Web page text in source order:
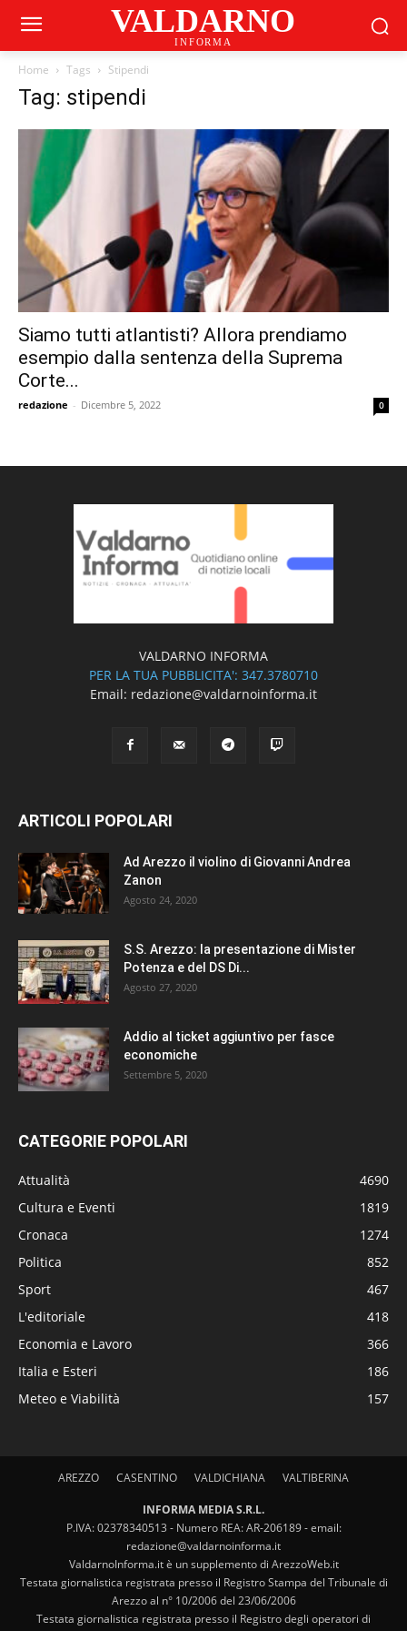
VALDARNO
INFORMA
Home Tags Stipendi
Tag: stipendi
Siamo tutti atlantisti? Allora prendiamo
esempio dalla sentenza della Suprema
Corte...
redazione - Dicembre 5, 2022 0
VALDARNO INFORMA
PER LA TUA PUBBLICITA': 347.3780710
Email: redazione@valdarnoinforma.it
ARTICOLI POPOLARI
Ad Arezzo il violino di Giovanni Andrea
Zanon
Agosto 24, 2020
S.S. Arezzo: la presentazione di Mister
Potenza e del DS Di...
Agosto 27, 2020
Addio al ticket aggiuntivo per fasce
economiche
Settembre 5, 2020
CATEGORIE POPOLARI
Attualità
4690
Cultura e Eventi
1819
Cronaca
1274
Politica
852
Sport
467
L'editoriale
418
Economia e Lavoro
366
Italia e Esteri
186
Meteo e Viabilità
157
AREZZO CASENTINO VALDICHIANA VALTIBERINA
INFORMA MEDIA S.R.L.
P.IVA: 02378340513 - Numero REA: AR-206189 - email:
redazione@valdarnoinforma.it
ValdarnoInforma.it è un supplemento di ArezzoWeb.it
Testata giornalistica registrata presso il Registro Stampa del Tribunale di
Arezzo al n° 10/2006 del 23/06/2006
Testata giornalistica registrata presso il Registro degli operatori di